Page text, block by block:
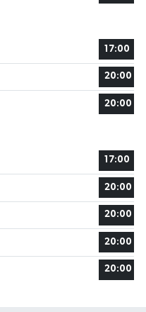
17:00
20:00
20:00
17:00
20:00
20:00
20:00
20:00